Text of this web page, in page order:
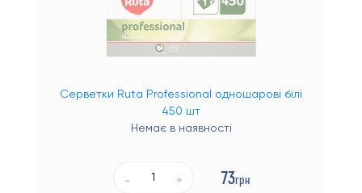
Серветки Ruta Professional одношарові білі
450 шт
Немає в наявності
- + 73грн